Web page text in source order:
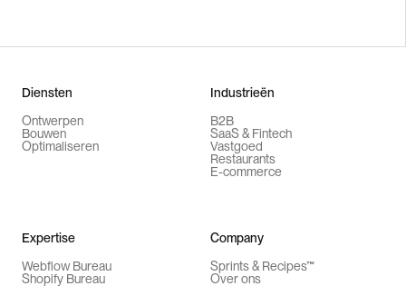
Diensten
Ontwerpen
Bouwen
Optimaliseren
Industrieën
B2B
SaaS & Fintech
Vastgoed
Restaurants
E-commerce
Expertise
Webflow Bureau
Shopify Bureau
Company
Sprints & Recipes™
Over ons